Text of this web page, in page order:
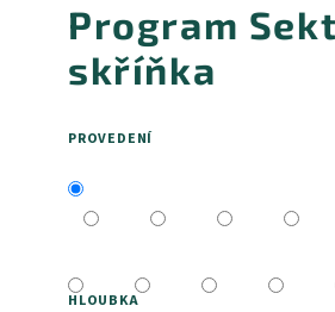
Program
skříňka
PROVEDENÍ
HLOUBKA